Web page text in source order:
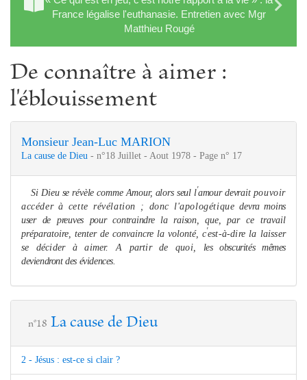
France légalise l'euthanasie. Entretien avec Mgr
Matthieu Rougé
De connaître à aimer :
l'éblouissement
Monsieur Jean-Luc MARION
La cause de Dieu - n°18 Juillet - Aout 1978 - Page n° 17
Si Dieu se révèle commeAmour, alors seul l'amour devrait pouvoir
accéder à cette révélation ; donc l'apologétiquedevra moins
user de preuves pour contraindre la raison, que, par ce travail
préparatoire, tenter de convaincre la volonté, c'est-à-dire la laisser
se décider à aimer. A partir de quoi, les obscurités mêmes
deviendront des évidences.
n°18 La cause de Dieu
2 - Jésus : est-ce si clair ?